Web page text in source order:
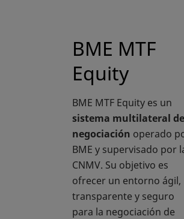
BME MTF
Equity
BME MTF Equity es un
sistema multilateral de
negociación operado
BME y supervisado por
CNMV. Su objetivo es
ofrecer un entorno ágil,
transparente y seguro
para la negociación de